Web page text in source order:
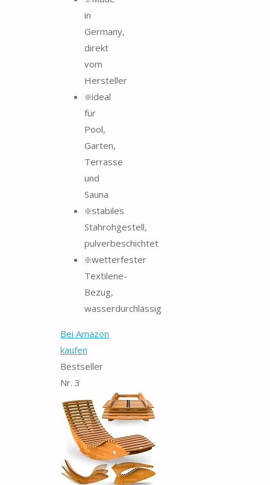
in
Germany,
direkt
vom
Hersteller
❇️ideal
für
Pool,
Garten,
Terrasse
und
Sauna
❇️stabiles
Stahrohgestell,
pulverbeschichtet
❇️wetterfester
Textilene-
Bezug,
wasserdurchlässig
Bei Amazon
kaufen
Bestseller
Nr. 3